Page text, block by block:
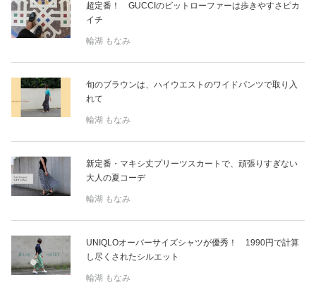
超定番！ GUCCIのビットローファーは歩きやすさピカ
イチ
輪湖 もなみ
旬のブラウンは、ハイウエストのワイドパンツで取り入
れて
輪湖 もなみ
新定番・マキシ丈プリーツスカートで、頑張りすぎない
大人の夏コーデ
輪湖 もなみ
UNIQLOオーバーサイズシャツが優秀！ 1990円で計算
し尽くされたシルエット
輪湖 もなみ